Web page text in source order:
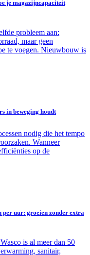
je magazijncapaciteit
probleem aan:
maar geen
te voegen. Nieuwbouw is
in beweging houdt
nodig die het tempo
Wanneer
op de
per uur: groeien zonder extra
is al meer dan 50
sanitair,